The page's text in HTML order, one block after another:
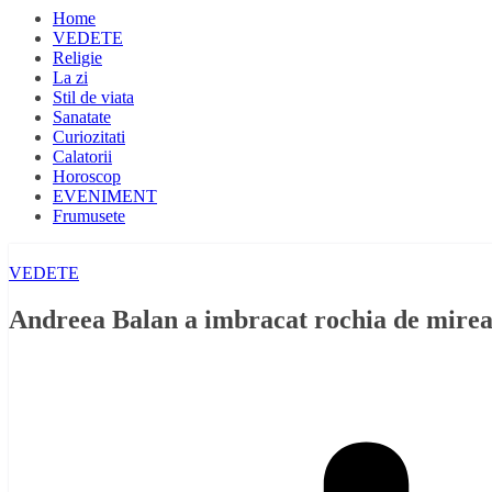
Home
VEDETE
Religie
La zi
Stil de viata
Sanatate
Curiozitati
Calatorii
Horoscop
EVENIMENT
Frumusete
VEDETE
Andreea Balan a imbracat rochia de